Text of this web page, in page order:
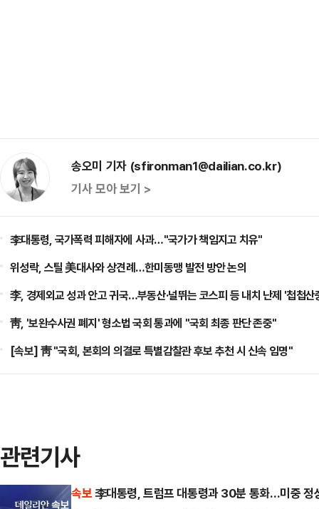
송오미 기자 (sfironman1@dailian.co.kr)
기사 모아 보기 >
李대통령, 국가폭력 피해자에 사과…"국가가 책임지고 치유"
위성락, 스틸 美대사와 상견례…한미동맹 발전 방안 논의
李, 경제외교 성과 안고 귀국…부동산·널뛰는 코스피 등 내치 난제 '첩첩산
靑, '보완수사권 폐지' 형소법 국회 통과에 "국회 최종 판단 존중"
[속보] 靑 "국회, 본회의 의결로 특별감찰관 후보 추천 시 신속 임명"
관련기사
속보李대통령, 트럼프 대통령과 30분 통화…미중 정